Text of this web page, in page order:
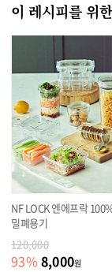
이 레시피를 위
NF LOCK 엔에프락
밀폐용기
120,000
93% 8,000원